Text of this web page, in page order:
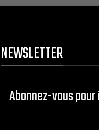
NEWSLETTER
Abonnez-vous
références Classiques
dénaturé + 2 % fixateur)
alcool dénaturé + 2 %
dénaturé + 2 %
dénaturé + 2 %